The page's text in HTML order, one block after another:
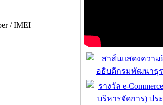
/ IMEI